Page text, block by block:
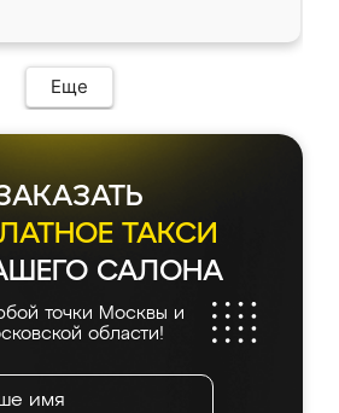
Еще
ТАКСИ
САЛОНА
точки Москвы и
области!